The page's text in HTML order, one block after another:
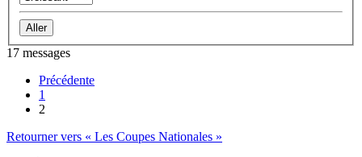
17 messages
Précédente
1
2
Retourner vers « Les Coupes Nationales »